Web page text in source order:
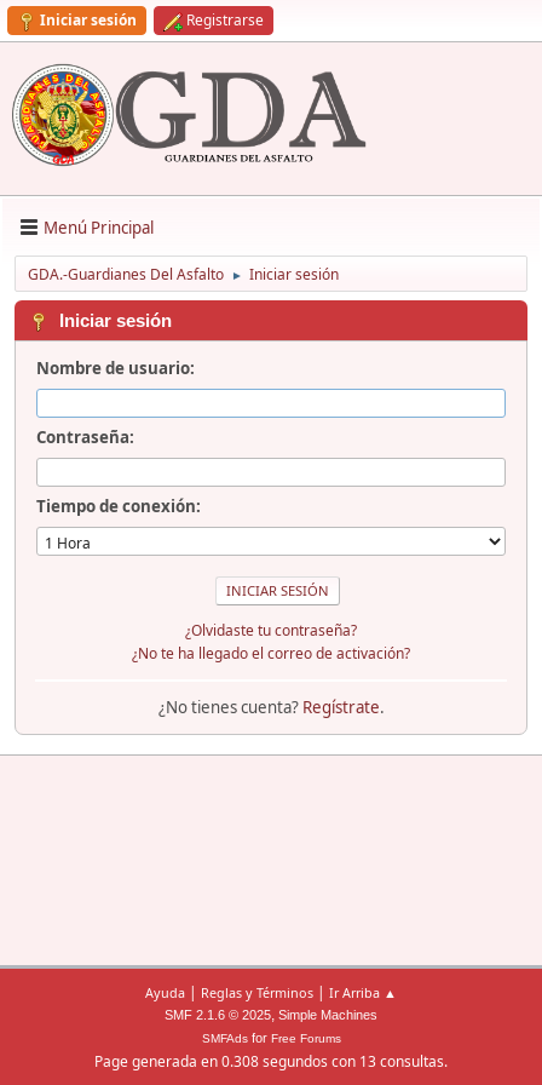
Iniciar sesión Registrarse
Menú Principal
GDA.-Guardianes Del Asfalto ► Iniciar sesión
Iniciar sesión
Nombre de usuario:
Contraseña:
Tiempo de conexión:
¿Olvidaste tu contraseña?
¿No te ha llegado el correo de activación?
¿No tienes cuenta? Regístrate.
Ayuda | Reglas y Términos | Ir Arriba ▲
SMF 2.1.6 © 2025, Simple Machines
SMFAdsfor Free Forums
Page generada en 0.308 segundos con 13 consultas.